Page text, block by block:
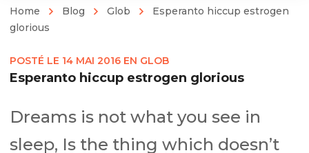
Home Blog Glob
Esperanto hiccup estrogen
glorious
POSTÉ LE 14 MAI 2016 EN GLOB
Esperanto hiccup estrogen glorious
Dreams is not what you see in
sleep, Is the thing which doesn’t